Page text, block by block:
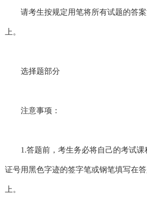
请考生按规定用笔将所有试题的答案
上。
选择题部分
注意事项：
1.答题前，考生务必将自己的考试课
证号用黑色字迹的签字笔或钢笔填写在
上。